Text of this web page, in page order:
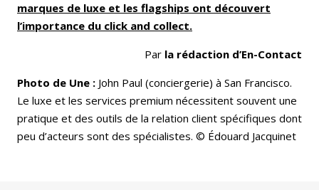
marques de luxe et les flagships ont découvert
l’importance du click and collect.
Par la rédaction d’En-Contact
Photo de Une : John Paul (conciergerie) à San Francisco.
Le luxe et les services premium nécessitent souvent une
pratique et des outils de la relation client spécifiques dont
peu d’acteurs sont des spécialistes. © Édouard Jacquinet